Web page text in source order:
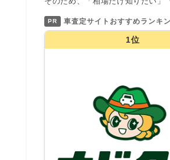
PR 車査定サイトおすすめランキ
1位